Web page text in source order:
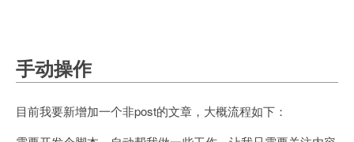
手动操作
目前我要新增加一个非post的文章，大概流程如下：